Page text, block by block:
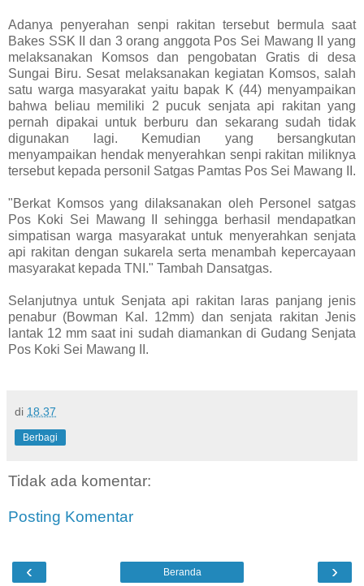
Adanya penyerahan senpi rakitan tersebut bermula saat
Bakes SSK II dan 3 orang anggota Pos Sei Mawang II yang
melaksanakan Komsos dan pengobatan Gratis di desa
Sungai Biru. Sesat melaksanakan kegiatan Komsos, salah
satu warga masyarakat yaitu bapak K (44) menyampaikan
bahwa beliau memiliki 2 pucuk senjata api rakitan yang
pernah dipakai untuk berburu dan sekarang sudah tidak
digunakan lagi. Kemudian yang bersangkutan
menyampaikan hendak menyerahkan senpi rakitan miliknya
tersebut kepada personil Satgas Pamtas Pos Sei Mawang II.
"Berkat Komsos yang dilaksanakan oleh Personel satgas
Pos Koki Sei Mawang II sehingga berhasil mendapatkan
simpatisan warga masyarakat untuk menyerahkan senjata
api rakitan dengan sukarela serta menambah kepercayaan
masyarakat kepada TNI." Tambah Dansatgas.
Selanjutnya untuk Senjata api rakitan laras panjang jenis
penabur (Bowman Kal. 12mm) dan senjata rakitan Jenis
lantak 12 mm saat ini sudah diamankan di Gudang Senjata
Pos Koki Sei Mawang II.
di 18.37
Berbagi
Tidak ada komentar:
Posting Komentar
‹ ›
Beranda